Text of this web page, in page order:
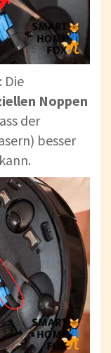
Die
Noppen
der
besser